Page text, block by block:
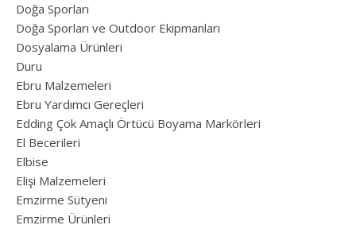
Doğa Sporları
Doğa Sporları ve Outdoor Ekipmanları
Dosyalama Ürünleri
Duru
Ebru Malzemeleri
Ebru Yardımcı Gereçleri
Edding Çok Amaçlı Örtücü Boyama Markörleri
El Becerileri
Elbise
Elişi Malzemeleri
Emzirme Sütyeni
Emzirme Ürünleri